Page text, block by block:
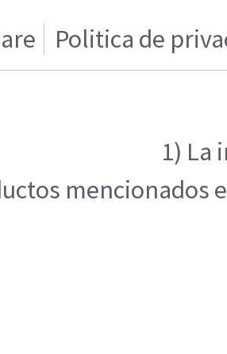
Politica de
1) La
mencionados